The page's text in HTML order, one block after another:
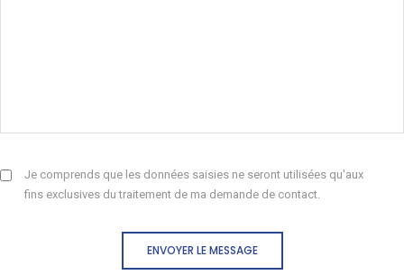
Je comprends que les données saisies ne seront utilisées qu'aux
fins exclusives du traitement de ma demande de contact.
ENVOYER LE MESSAGE